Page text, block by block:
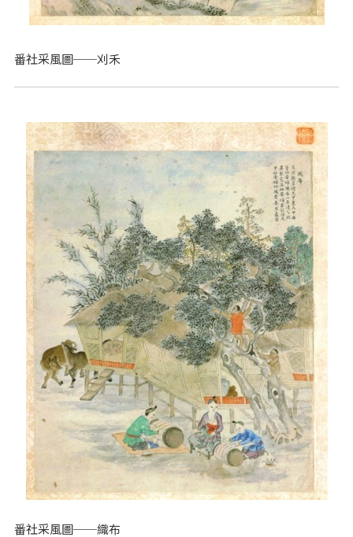
番社采風圖──刈禾
番社采風圖──織布